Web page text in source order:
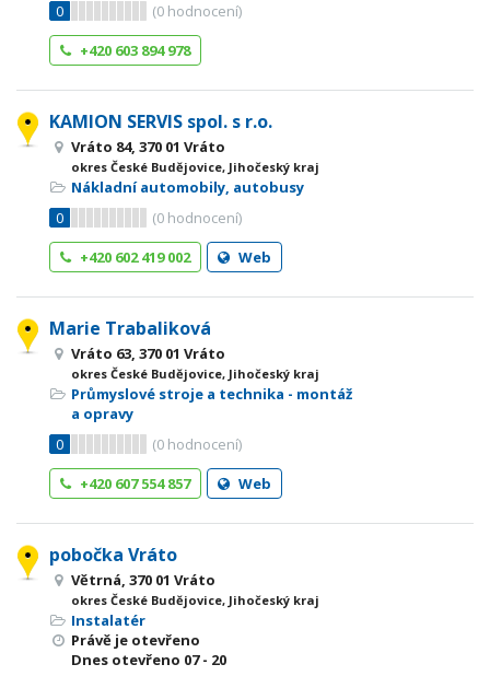
0
(0 hodnocení)
+420 603 894 978
KAMION SERVIS spol. s r.o.
Vráto 84, 370 01 Vráto
okres České Budějovice, Jihočeský kraj
Nákladní automobily, autobusy
0
(0 hodnocení)
+420 602 419 002
Web
Marie Trabaliková
Vráto 63, 370 01 Vráto
okres České Budějovice, Jihočeský kraj
Průmyslové stroje a technika - montáž
a opravy
0
(0 hodnocení)
+420 607 554 857
Web
pobočka Vráto
Větrná, 370 01 Vráto
okres České Budějovice, Jihočeský kraj
Instalatér
Právě je otevřeno
Dnes otevřeno 07 - 20